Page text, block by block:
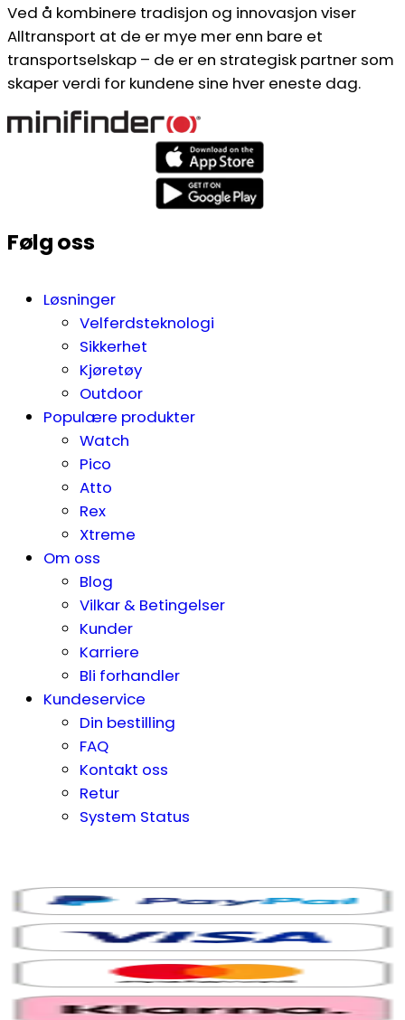
Ved å kombinere tradisjon og innovasjon viser
Alltransport at de er mye mer enn bare et
transportselskap – de er en strategisk partner som
skaper verdi for kundene sine hver eneste dag.
Følg oss
Løsninger
Velferdsteknologi
Sikkerhet
Kjøretøy
Outdoor
Populære produkter
Watch
Pico
Atto
Rex
Xtreme
Om oss
Blog
Vilkar & Betingelser
Kunder
Karriere
Bli forhandler
Kundeservice
Din bestilling
FAQ
Kontakt oss
Retur
System Status